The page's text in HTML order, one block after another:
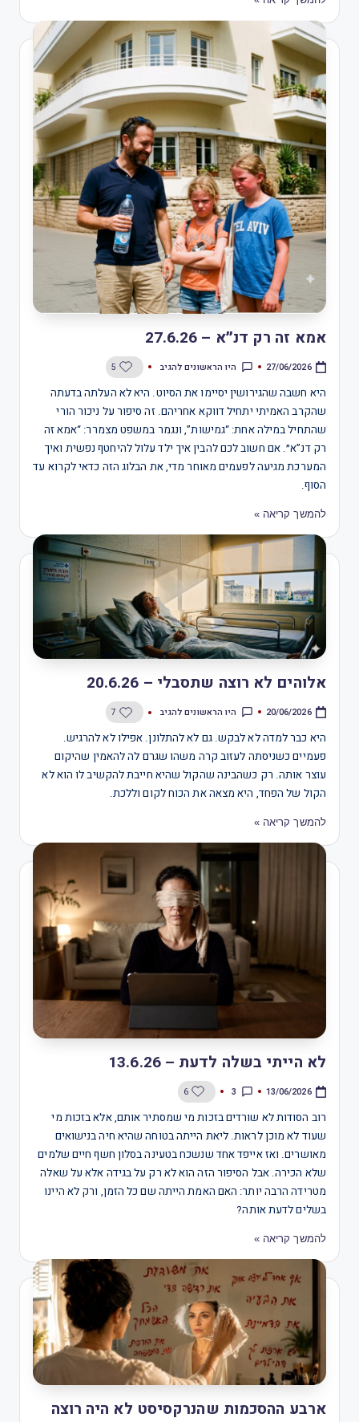
אמא זה רק דנ״א – 27.6.26
27/06/2026 היו הראשונים להגיב 5
היא חשבה שהגירושין יסיימו את הסיוט. היא לא העלתה בדעתה
שהקרב האמיתי יתחיל דווקא אחריהם. זה סיפור על ניכור הורי
שהתחיל במילה אחת: “גמישות”, ונגמר במשפט מצמרר: “אמא זה
רק דנ”א״. אם חשוב לכם להבין איך ילד עלול להיחטף נפשית ואיך
המערכת מגיעה לפעמים מאוחר מדי, את הבלוג הזה כדאי לקרוא עד
הסוף.
להמשך קריאה »
אלוהים לא רוצה שתסבלי – 20.6.26
20/06/2026 היו הראשונים להגיב 7
היא כבר למדה לא לבקש. גם לא להתלונן. אפילו לא להרגיש.
פעמיים כשניסתה לעזוב קרה משהו שגרם לה להאמין שהיקום
עוצר אותה. רק כשהבינה שהקול שהיא חייבת להקשיב לו הוא לא
הקול של הפחד, היא מצאה את הכוח לקום וללכת.
להמשך קריאה »
לא הייתי בשלה לדעת – 13.6.26
13/06/2026
3
6
רוב הסודות לא שורדים בזכות מי שמסתיר אותם, אלא בזכות מי
שעוד לא מוכן לראות. ליאת הייתה בטוחה שהיא חיה בנישואים
מאושרים. ואז אייפד אחד שנשכח בטעינה בסלון חשף חיים שלמים
שלא הכירה. אבל הסיפור הזה הוא לא רק על בגידה אלא על שאלה
מטרידה הרבה יותר: האם האמת הייתה שם כל הזמן, ורק לא היינו
בשלים לדעת אותה?
להמשך קריאה »
ארבע ההסכמות שהנרקסיסט לא היה רוצה